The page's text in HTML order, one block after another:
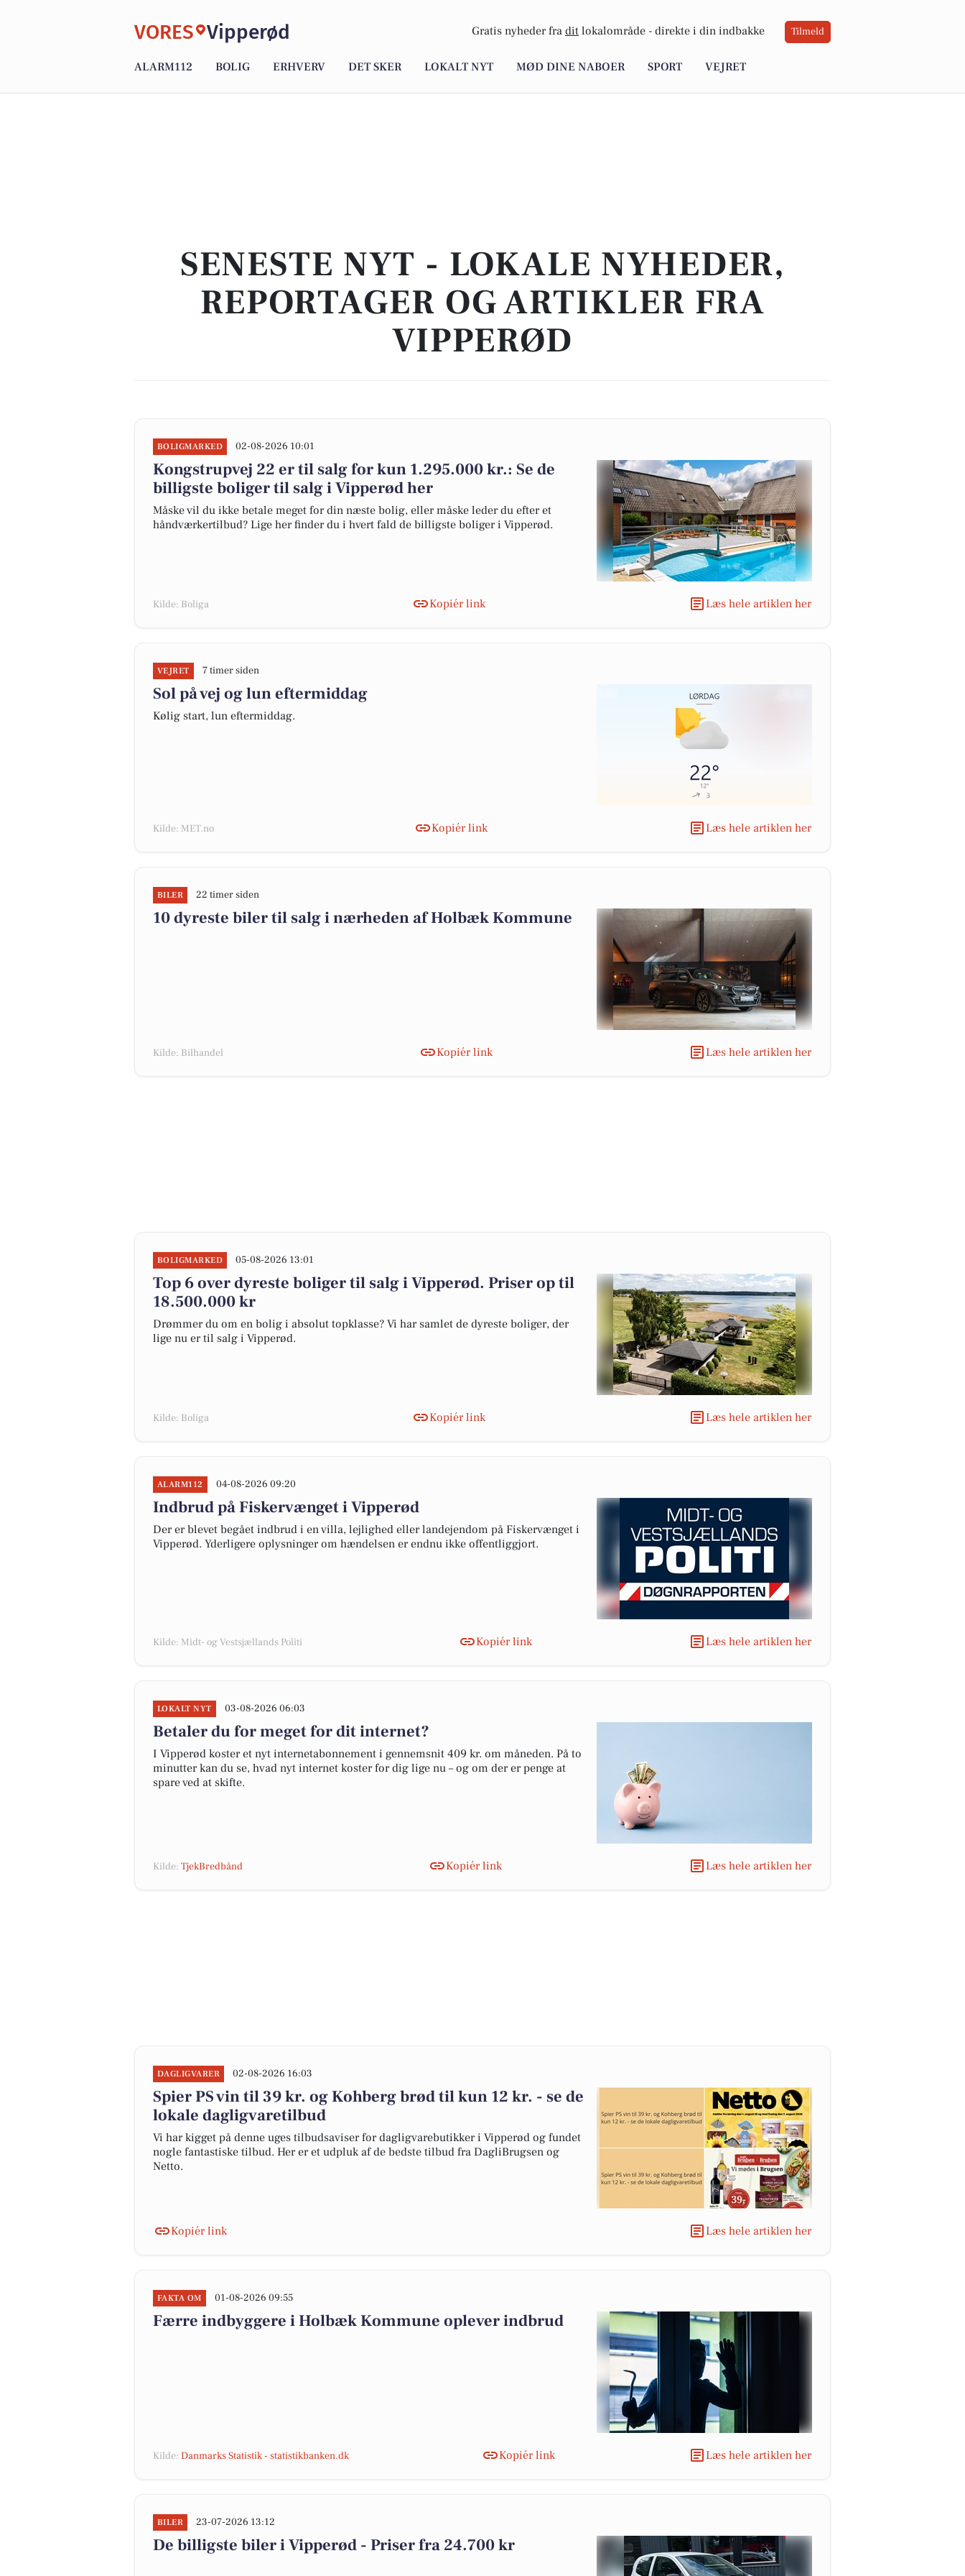
VORES Vipperød Gratis nyheder fra dit lokalområde - direkte i din indbakke Tilmeld
ALARM112 BOLIG ERHVERV DET SKER LOKALT NYT MØD DINE NABOER SPORT VEJRET
SENESTE NYT - LOKALE NYHEDER,
REPORTAGER OG ARTIKLER FRA
VIPPERØD
BOLIGMARKED 02-08-2026 10:01
Kongstrupvej 22 er til salg for kun 1.295.000 kr.: Se de
billigste boliger til salg i Vipperød her
Måske vil du ikke betale meget for din næste bolig, eller måske leder du efter et
håndværkertilbud? Lige her finder du i hvert fald de billigste boliger i Vipperød.
Kilde: Boliga Kopiér link Læs hele artiklen her
VEJRET 7 timer siden
Sol på vej og lun eftermiddag
Kølig start, lun eftermiddag.
Kilde: MET.no Kopiér link Læs hele artiklen her
BILER 22 timer siden
10 dyreste biler til salg i nærheden af Holbæk Kommune
Kilde: Bilhandel Kopiér link Læs hele artiklen her
BOLIGMARKED 05-08-2026 13:01
Top 6 over dyreste boliger til salg i Vipperød. Priser op til
18.500.000 kr
Drømmer du om en bolig i absolut topklasse? Vi har samlet de dyreste boliger, der
lige nu er til salg i Vipperød.
Kilde: Boliga Kopiér link Læs hele artiklen her
ALARM112 04-08-2026 09:20
Indbrud på Fiskervænget i Vipperød
Der er blevet begået indbrud i en villa, lejlighed eller landejendom på Fiskervænget i
Vipperød. Yderligere oplysninger om hændelsen er endnu ikke offentliggjort.
Kilde: Midt- og Vestsjællands Politi Kopiér link Læs hele artiklen her
LOKALT NYT 03-08-2026 06:03
Betaler du for meget for dit internet?
I Vipperød koster et nyt internetabonnement i gennemsnit 409 kr. om måneden. På to
minutter kan du se, hvad nyt internet koster for dig lige nu – og om der er penge at
spare ved at skifte.
Kilde: TjekBredbånd Kopiér link Læs hele artiklen her
DAGLIGVARER 02-08-2026 16:03
Spier PS vin til 39 kr. og Kohberg brød til kun 12 kr. - se de
lokale dagligvaretilbud
Vi har kigget på denne uges tilbudsaviser for dagligvarebutikker i Vipperød og fundet
nogle fantastiske tilbud. Her er et udpluk af de bedste tilbud fra DagliBrugsen og
Netto.
Kopiér link Læs hele artiklen her
FAKTA OM 01-08-2026 09:55
Færre indbyggere i Holbæk Kommune oplever indbrud
Kilde: Danmarks Statistik - statistikbanken.dk Kopiér link Læs hele artiklen her
BILER 23-07-2026 13:12
De billigste biler i Vipperød - Priser fra 24.700 kr